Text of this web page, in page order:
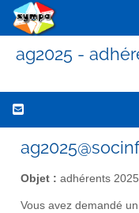
ag2025 -
Objet : adhérents
Vous avez demandé